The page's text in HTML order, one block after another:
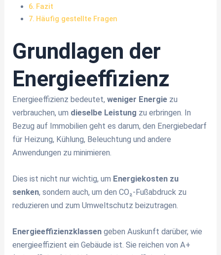
Fazit
Häufig gestellte Fragen
Grundlagen der
Energieeffizienz
Energieeffizienz bedeutet,weniger Energie zu
verbrauchen, um dieselbe Leistung zu erbringen. In
Bezug auf Immobilien geht es darum, den Energiebedarf
für Heizung, Kühlung, Beleuchtung und andere
Anwendungen zu minimieren.
Dies ist nicht nur wichtig, um Energiekosten zu
senken, sondern auch, um den CO₂-Fußabdruck zu
reduzieren und zum Umweltschutz beizutragen.
Energieeffizienzklassen geben Auskunft darüber, wie
energieeffizient ein Gebäude ist. Sie reichen von A+